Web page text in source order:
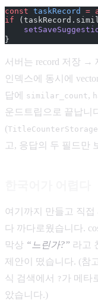
const taskRecord =
if
}
서버는 record 저장 →
인덱스에 동시에
답에
similar_count,
운드트립으로 끝납니
(TitleCounterStorage
고, 응답의 두 필드만
여기까지 만들고 직접
다 까다로웠습니다.
막상 “느린가?” 라고
제안이 떴습니다. (참
식 검색에서
? 가 메타
았습니다.)